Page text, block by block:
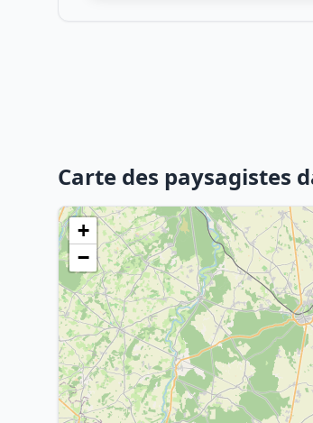
Carte des paysagistes
+
−